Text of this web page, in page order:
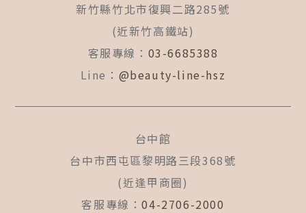
新竹縣竹北市復興二路285號
(近新竹高鐵站)
客服專線： 03-6685388
Line： @beauty-line-hsz
台中館
台中市西屯區黎明路三段368號
(近逢甲商圈)
客服專線：04-2706-2000